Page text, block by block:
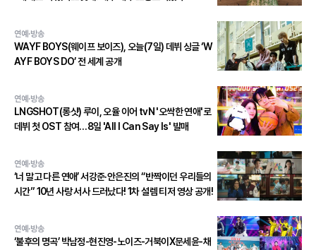
연예·방송
WAYF BOYS(웨이프 보이즈), 오늘(7일) 데뷔 싱글 ‘W
AYF BOYS DO’ 전 세계 공개
연예·방송
LNGSHOT(롱샷) 루이, 오율 이어 tvN '오싹한 연애'로
데뷔 첫 OST 참여…8일 'All I Can Say Is' 발매
연예·방송
‘너 말고 다른 연애’ 서강준·안은진의 “반짝이던 우리들의
시간” 10년 사랑 서사 드러났다! 1차 설렘 티저 영상 공개!
연예·방송
‘불후의 명곡’ 박남정-현진영-노이즈-거북이X문세윤-채